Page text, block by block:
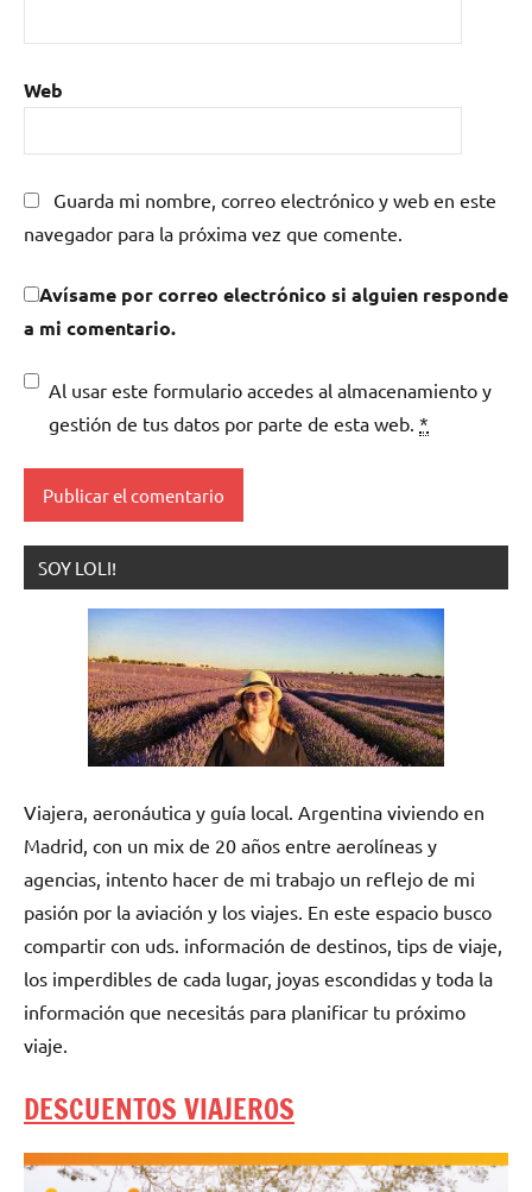
Web
Guarda mi nombre, correo electrónico y web en este
navegador para la próxima vez que comente.
Avísame por correo electrónico si alguien responde
a mi comentario.
Al usar este formulario accedes al almacenamiento y
gestión de tus datos por parte de esta web. *
SOY LOLI!
Viajera, aeronáutica y guía local. Argentina viviendo en
Madrid, con un mix de 20 años entre aerolíneas y
agencias, intento hacer de mi trabajo un reflejo de mi
pasión por la aviación y los viajes. En este espacio busco
compartir con uds. información de destinos, tips de viaje,
los imperdibles de cada lugar, joyas escondidas y toda la
información que necesitás para planificar tu próximo
viaje.
DESCUENTOS VIAJEROS